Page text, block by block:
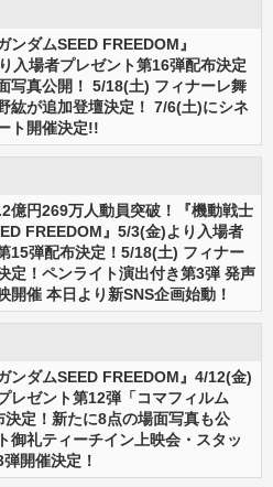
ンダムSEED FREEDOM』
入場者プレゼント第16弾配布決定
写真公開！ 5/18(土) フィナーレ舞
紘が追加登壇決定！ 7/6(土)にシネ
ト開催決定!!
億円269万人動員突破！『機動戦士
FREEDOM』5/3(金)より入場者
15弾配布決定！5/18(土) フィナー
定！ペンライト演出付き第3弾 発声
開催 本日より新SNS企画始動！
ンダムSEED FREEDOM』4/12(金)
レゼント第12弾「コマフィルム
定！新たに8点の場面写真も公
御礼ティーチイン上映会・スタッ
開催決定！